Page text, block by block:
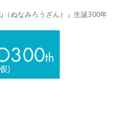
ぬなみろうざん）』生誕300年